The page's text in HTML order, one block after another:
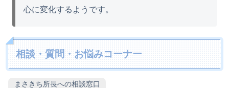
心に変化するようです。
相談・質問・お悩みコーナー
まさきち所長への相談窓口